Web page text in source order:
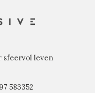
sfeervol leven
583352